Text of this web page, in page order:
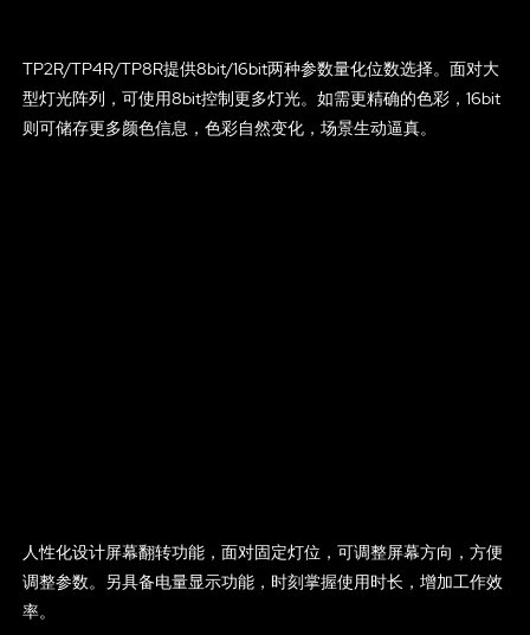
TP2R/TP4R/TP8R提供8bit/16bit两种参数量化位数选择。面对大
型灯光阵列，可使用8bit控制更多灯光。如需更精确的色彩，16bit
则可储存更多颜色信息，色彩自然变化，场景生动逼真。
人性化设计屏幕翻转功能，面对固定灯位，可调整屏幕方向，方便
调整参数。另具备电量显示功能，时刻掌握使用时长，增加工作效
率。